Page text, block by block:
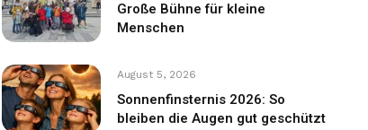
Große Bühne für kleine
Menschen
August 5, 2026
Sonnenfinsternis 2026: So
bleiben die Augen gut geschützt